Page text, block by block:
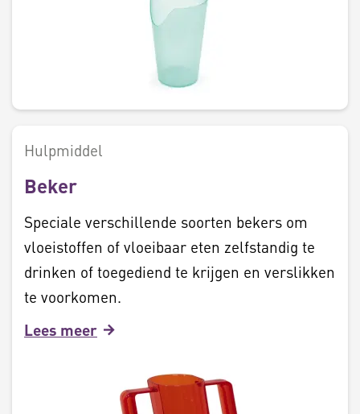
Hulpmiddel
Beker
Speciale verschillende soorten bekers om
vloeistoffen of vloeibaar eten zelfstandig te
drinken of toegediend te krijgen en verslikken
te voorkomen.
Lees meer